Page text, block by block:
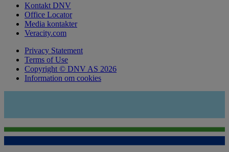
Kontakt DNV
Office Locator
Media kontakter
Veracity.com
Privacy Statement
Terms of Use
Copyright © DNV AS 2026
Information om cookies